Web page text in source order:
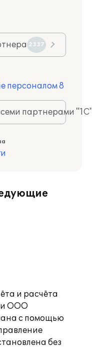
2337
персоналом 8
партнерами
и расчёта
ООО
с помощью
без